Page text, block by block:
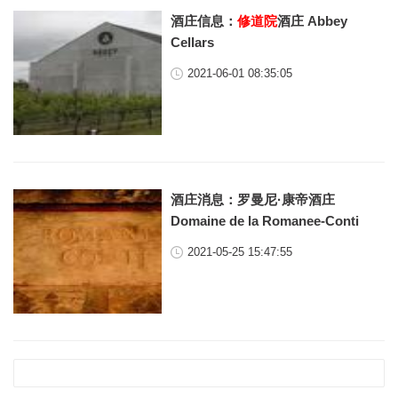
酒庄信息：修道院酒庄 Abbey
Cellars
2021-06-01 08:35:05
酒庄消息：罗曼尼·康帝酒庄
Domaine de la Romanee-Conti
2021-05-25 15:47:55